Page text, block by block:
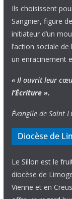
Ils choisissent
Sangnier, figure
initiateur d’un
l’action sociale
un enracinement
« Il ouvrit leur
l’Écriture ».
Évangile de Saint
Diocèse de
Le Sillon est le
diocèse de
Vienne et en